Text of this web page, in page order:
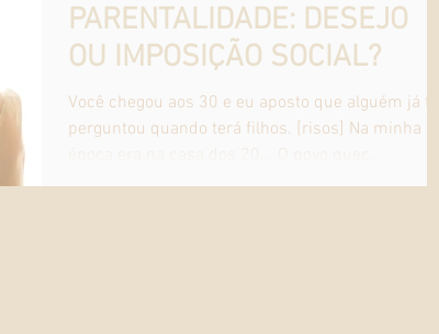
PARENTALIDADE: DESEJO
OU IMPOSIÇÃO SOCIAL?
Você chegou aos 30 e eu aposto que alguém já te
perguntou quando terá filhos. [risos] Na minha